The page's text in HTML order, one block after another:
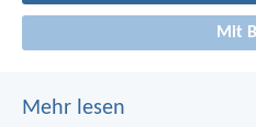
Mit
Mehr lesen